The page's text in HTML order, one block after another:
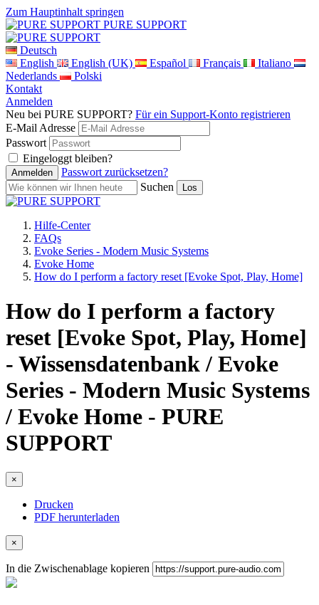
Zum Hauptinhalt springen
PURE SUPPORT
Deutsch
English
English (UK) Español Français
Italiano
Nederlands
Polski
Kontakt
Anmelden
Neu bei PURE SUPPORT? Für ein Support-Konto registrieren
E-Mail Adresse
Passwort
Eingeloggt bleiben?
Passwort zurücksetzen?
Suchen
Hilfe-Center
FAQs
Evoke Series - Modern Music Systems
Evoke Home
How do I perform a factory reset [Evoke Spot, Play, Home]
How do I perform a factory
reset [Evoke Spot, Play, Home]
- Wissensdatenbank / Evoke
Series - Modern Music Systems
/ Evoke Home - PURE
SUPPORT
×
Drucken
PDF herunterladen
×
In die Zwischenablage kopieren